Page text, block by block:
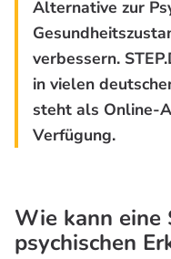
Alternative zur
verbessern.
in vielen
steht als Online-
Verfügung.
Wie kann eine
psychischen